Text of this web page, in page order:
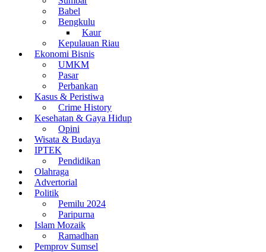
Babel
Bengkulu
Kaur
Kepulauan Riau
Ekonomi Bisnis
UMKM
Pasar
Perbankan
Kasus & Peristiwa
Crime History
Kesehatan & Gaya Hidup
Opini
Wisata & Budaya
IPTEK
Pendidikan
Olahraga
Advertorial
Politik
Pemilu 2024
Paripurna
Islam Mozaik
Ramadhan
Pemprov Sumsel